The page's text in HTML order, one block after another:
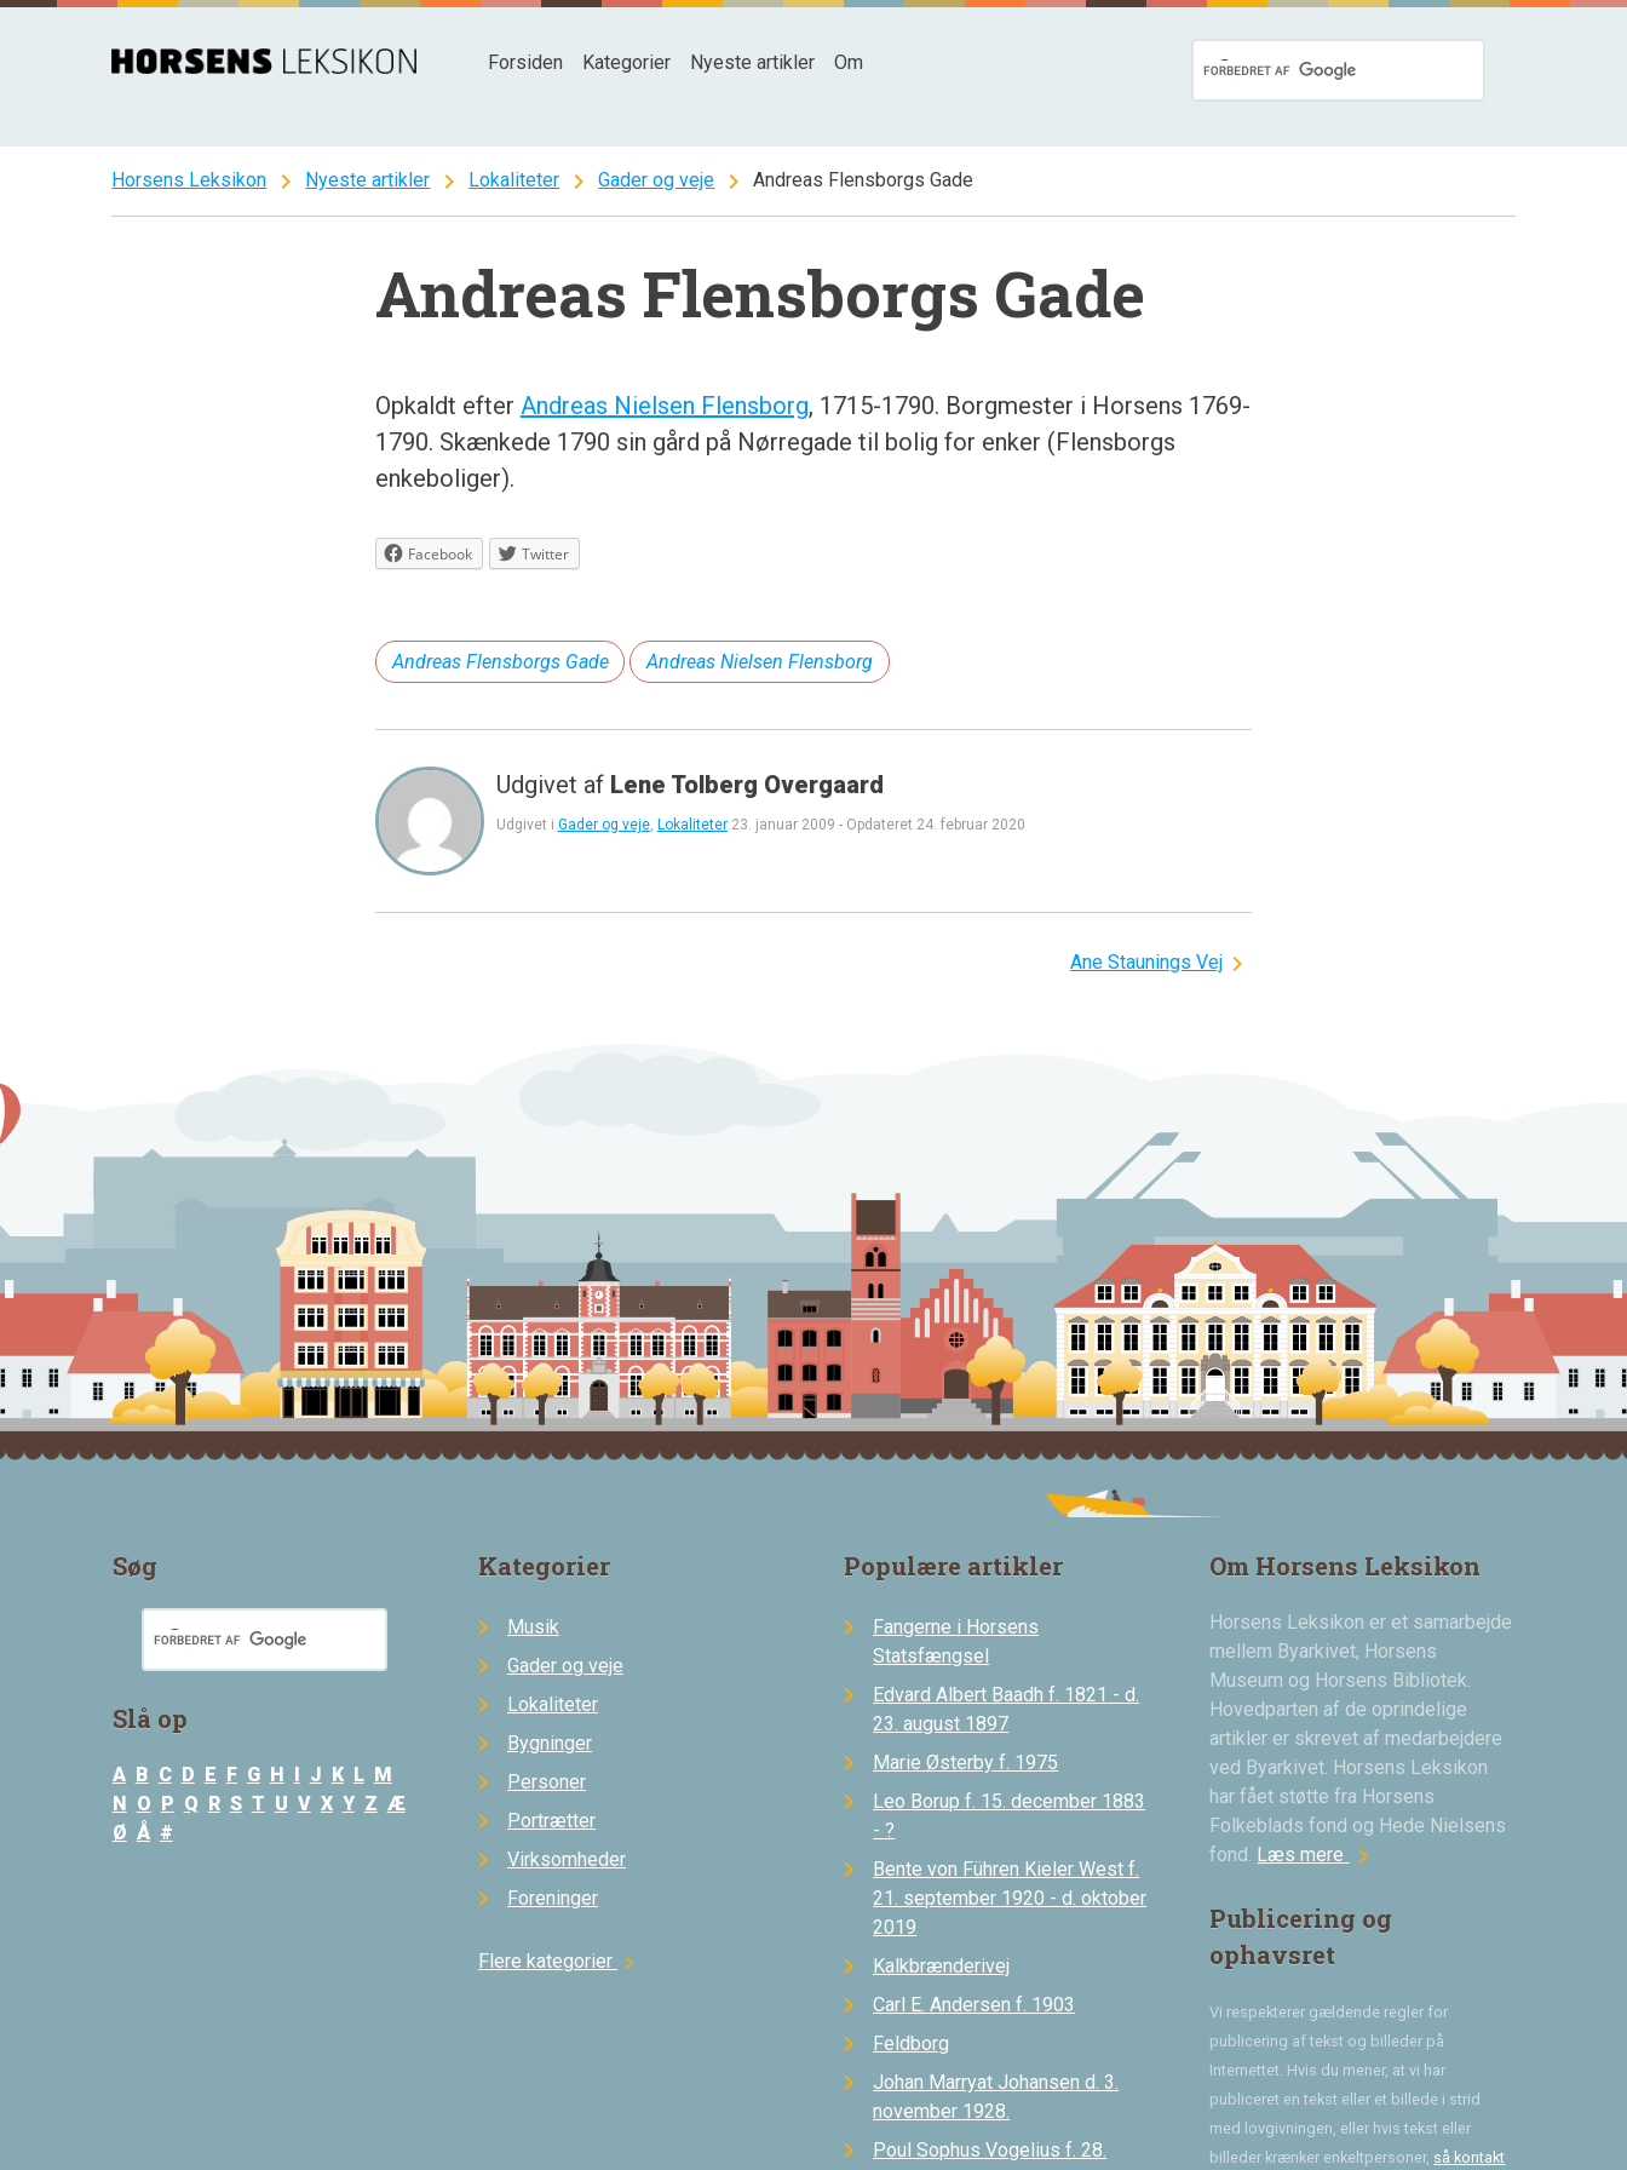
Spring
Forsiden Kategorier Nyeste artikler Om
Horsens Leksikon chevron_right Nyeste artikler chevron_right Lokaliteter chevron_right Gader og veje chevron_right Andreas Flensborgs Gade
Andreas Flensborgs Gade
Opkaldt efter Andreas Nielsen Flensborg, 1715-1790. Borgmester i Horsens 1769-
1790. Skænkede 1790 sin gård på Nørregade til bolig for enker (Flensborgs
enkeboliger).
Facebook Twitter
Andreas Flensborgs Gade Andreas Nielsen Flensborg
Udgivet af Lene Tolberg Overgaard
Udgivet i Gader og veje, Lokaliteter 23. januar 2009 - Opdateret 24. februar 2020
Ane Staunings Vej
Søg
Slå op
A B C D E F G H J K L M
N
O P Q R S T U V X Y Z Æ
Ø Å #
Kategorier
Musik
Gader og veje
Lokaliteter
Bygninger
Personer
Portrætter
Virksomheder
Foreninger
Flere kategorier chevron_right
Populære artikler
Fangerne i Horsens
Statsfængsel
Edvard Albert Baadh f. 1821 - d.
23. august 1897
Marie Østerby f. 1975
Leo Borup f. 15. december 1883
- ?
Bente von Führen Kieler West f.
21. september 1920 - d. oktober
2019
Kalkbrænderivej
Carl E. Andersen f. 1903
Feldborg
Johan Marryat Johansen d. 3.
november 1928.
Poul Sophus Vogelius f. 28.
Om Horsens Leksikon
Horsens Leksikon er et samarbejde
mellem Byarkivet, Horsens
Museum og Horsens Bibliotek.
Hovedparten af de oprindelige
artikler er skrevet af medarbejdere
ved Byarkivet. Horsens Leksikon
har fået støtte fra Horsens
Folkeblads fond og Hede Nielsens
fond. Læs mere chevron_right
Publicering og
ophavsret
Vi respekterer gældende regler for
publicering af tekst og billeder på
Internettet. Hvis du mener, at vi har
publiceret en tekst eller et billede i strid
med lovgivningen, eller hvis tekst eller
billeder krænker enkeltpersoner, så kontakt